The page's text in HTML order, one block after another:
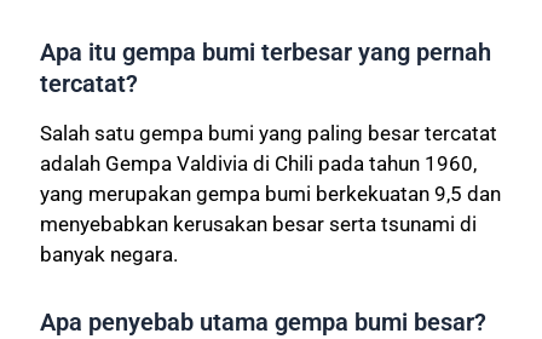
Apa itu gempa bumi terbesar yang pernah
tercatat?
Salah satu gempa bumi yang paling besar tercatat
adalah Gempa Valdivia di Chili pada tahun 1960,
yang merupakan gempa bumi berkekuatan 9,5 dan
menyebabkan kerusakan besar serta tsunami di
banyak negara.
Apa penyebab utama gempa bumi besar?